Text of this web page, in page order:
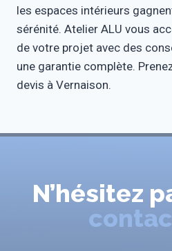
les espaces intérieurs
sérénité. Atelier ALU vous
de votre projet avec des
une garantie complète.
devis à Vernaison.
N’hésitez